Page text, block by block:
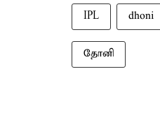
IPL dhoni
தோனி